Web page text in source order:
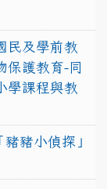
民及學前教
保護教育-同
學課程與教
豬小偵探」